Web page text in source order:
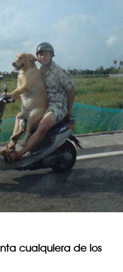
cualquiera de los